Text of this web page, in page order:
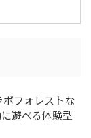
ボフォレストな
遊べる体験型